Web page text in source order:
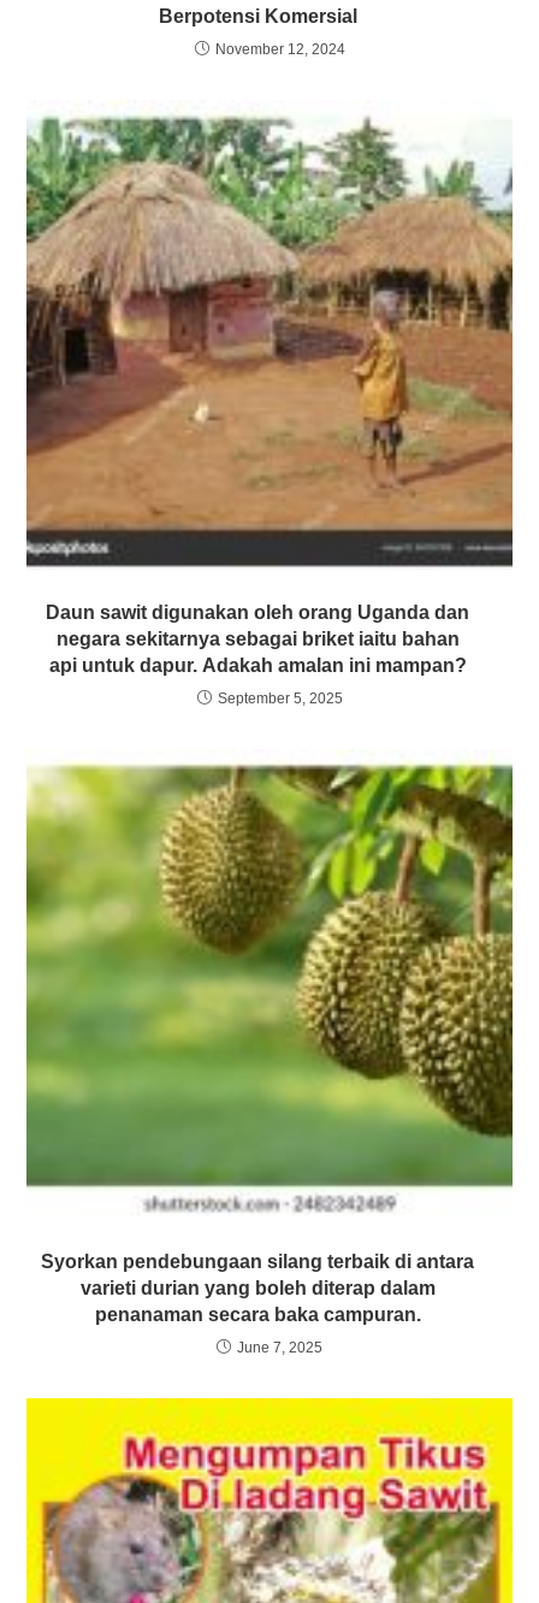
Berpotensi Komersial
November 12, 2024
Daun sawit digunakan oleh orang Uganda dan
negara sekitarnya sebagai briket iaitu bahan
api untuk dapur. Adakah amalan ini mampan?
September 5, 2025
Syorkan pendebungaan silang terbaik di antara
varieti durian yang boleh diterap dalam
penanaman secara baka campuran.
June 7, 2025